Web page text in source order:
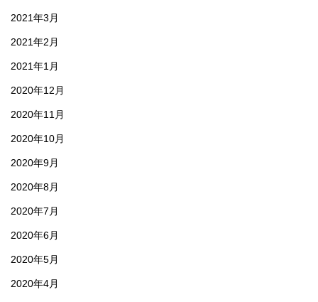
2021年3月
2021年2月
2021年1月
2020年12月
2020年11月
2020年10月
2020年9月
2020年8月
2020年7月
2020年6月
2020年5月
2020年4月